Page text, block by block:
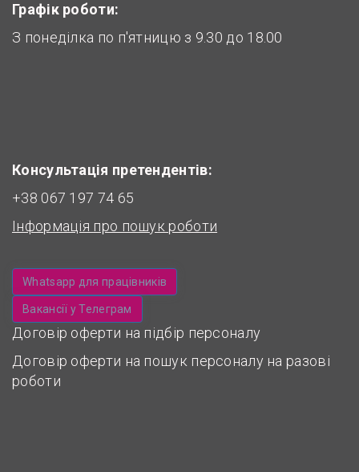
Графік роботи:
З понеділка по п'ятницю з 9.30 до 18.00
Консультація претендентів:
+38 067 197 74 65
Інформація про пошук роботи
Whatsapp для працівників
Вакансії у Телеграм
Договір оферти на підбір персоналу
Договір оферти на пошук персоналу на разові
роботи